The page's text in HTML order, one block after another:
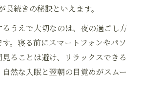
長続きの秘訣といえます。
うえで大切なのは、夜の過ごし方
。寝る前にスマートフォンやパソ
ることは避け、リラックスできる
然な入眠と翌朝の目覚めがスムー